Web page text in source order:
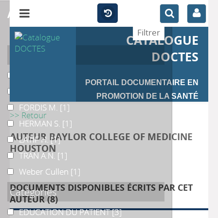
CATALOGUE
DOCTES
PORTAIL DOCUMENTAIRE EN
PROMOTION DE LA SANTÉ
>> Retour
AUTEUR BAYLOR COLLEGE OF MEDICINE
HOUSTON
DOCUMENTS DISPONIBLES ÉCRITS PAR CET
AUTEUR (8)
affiner
Auteur
NAIK A.D.
Baranowski
FORDIS M.
FORDIS M. [1]
HERMAN S.
HERMAN S. [1]
LATIF H.
LATIF H.[1]
TRAN A.N.
TRAN A.N. [1]
Weber Cullen
Weber Cullen [1]
Catégories
EDUCATION DU PATIENT
EDUCATION DU PATIENT[3]